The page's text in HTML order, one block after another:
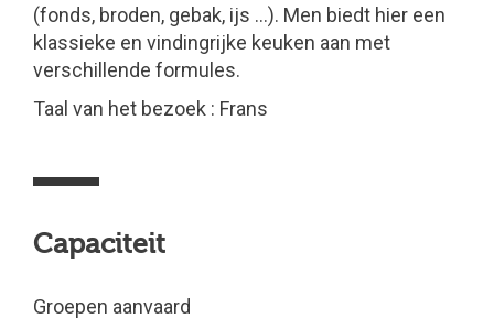
(fonds, broden, gebak, ijs …). Men biedt hier een
klassieke en vindingrijke keuken aan met
verschillende formules.
Taal van het bezoek : Frans
Capaciteit
Groepen aanvaard